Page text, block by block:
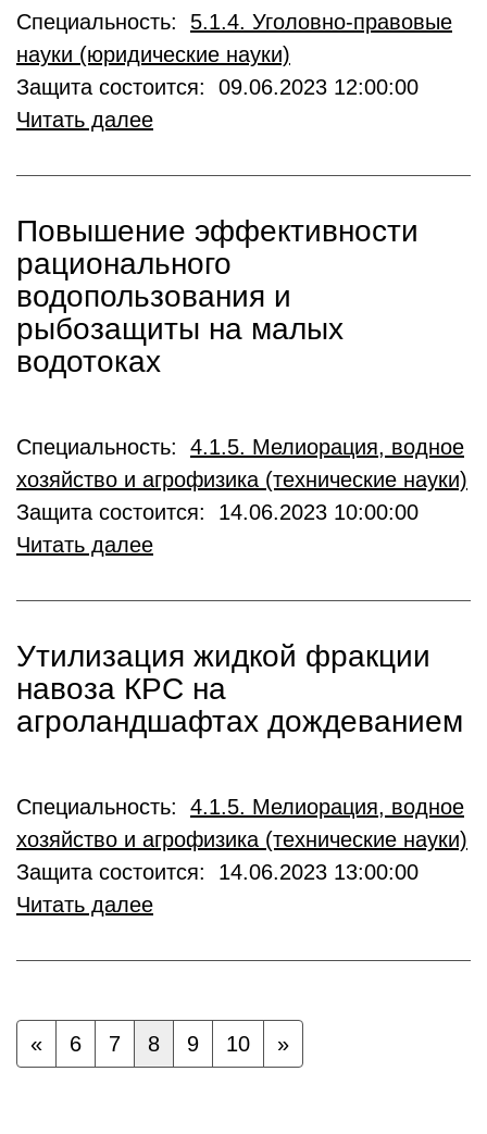
Специальность: 5.1.4. Уголовно-правовые
науки (юридические науки)
Защита состоится: 09.06.2023 12:00:00
Читать далее
Повышение эффективности
рационального
водопользования и
рыбозащиты на малых
водотоках
Специальность: 4.1.5. Мелиорация, водное
хозяйство и агрофизика (технические науки)
Защита состоится: 14.06.2023 10:00:00
Читать далее
Утилизация жидкой фракции
навоза КРС на
агроландшафтах дождеванием
Специальность: 4.1.5. Мелиорация, водное
хозяйство и агрофизика (технические науки)
Защита состоится: 14.06.2023 13:00:00
Читать далее
« 6 7 8 9 10 »